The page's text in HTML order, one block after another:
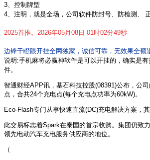
3、控制牌型
4、注明，就是全场，公司软件防封号、防检测、
2025首推。2026年05月08日 01时02分49秒
边锋干瞪眼开挂全网独家，诚信可靠，无效果全
说明:手机麻将必赢神软件是可以开挂的，确实是
件。
智通财经APP讯，基石科技控股(08391)公布，公
点，合共24个充电点(每个充电点功率为60kW)。
Eco-Flash专门从事快速直流(DC)充电解决方案，
此交易标志着Spark在泰国的首宗收购。集团仍致
领先电动汽车充电服务供应商的地位。
（